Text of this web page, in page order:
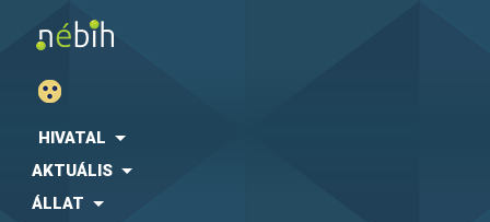
HIVATAL
AKTUÁLIS
ÁLLAT